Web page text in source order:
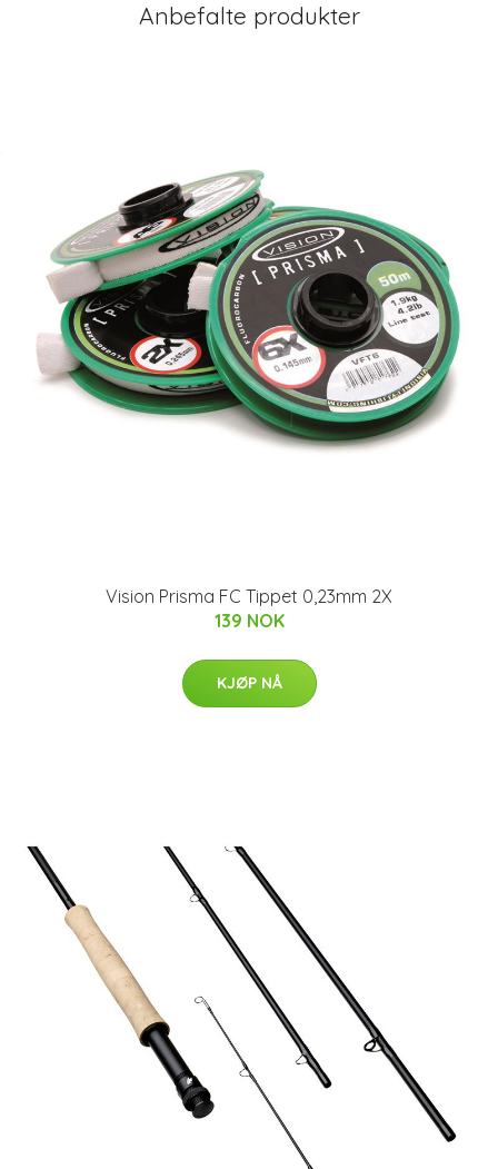
Anbefalte produkter
Vision Prisma FC Tippet 0,23mm 2X
139 NOK
KJØP NÅ